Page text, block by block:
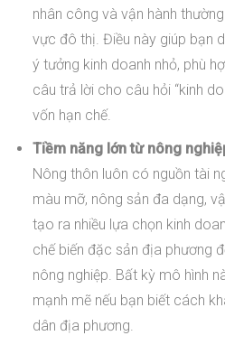
nhân công và vận hành
vực đô thị. Điều này giúp bạn
ý tưởng kinh doanh nhỏ, phù
câu trả lời cho câu hỏi “kinh
vốn hạn chế.
Tiềm năng lớn từ nông
Nông thôn luôn có nguồn tài
màu mỡ, nông sản đa dạng,
tạo ra nhiều lựa chọn kinh
chế biến đặc sản địa phương
nông nghiệp. Bất kỳ mô hình
mạnh mẽ nếu bạn biết cách
dân địa phương.